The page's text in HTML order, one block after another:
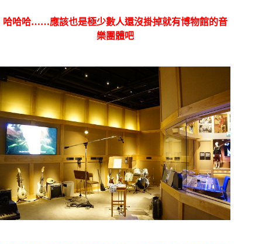
哈哈哈……應該也是極少數人還沒掛掉就有博物館的音
樂團體吧